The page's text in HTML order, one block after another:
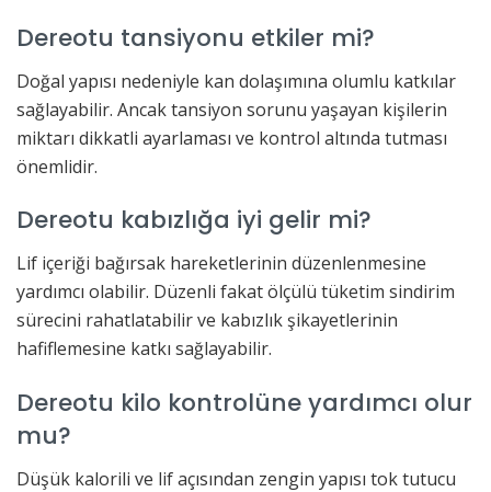
Dereotu tansiyonu etkiler mi?
Doğal yapısı nedeniyle kan dolaşımına olumlu katkılar
sağlayabilir. Ancak tansiyon sorunu yaşayan kişilerin
miktarı dikkatli ayarlaması ve kontrol altında tutması
önemlidir.
Dereotu kabızlığa iyi gelir mi?
Lif içeriği bağırsak hareketlerinin düzenlenmesine
yardımcı olabilir. Düzenli fakat ölçülü tüketim sindirim
sürecini rahatlatabilir ve kabızlık şikayetlerinin
hafiflemesine katkı sağlayabilir.
Dereotu kilo kontrolüne yardımcı olur
mu?
Düşük kalorili ve lif açısından zengin yapısı tok tutucu